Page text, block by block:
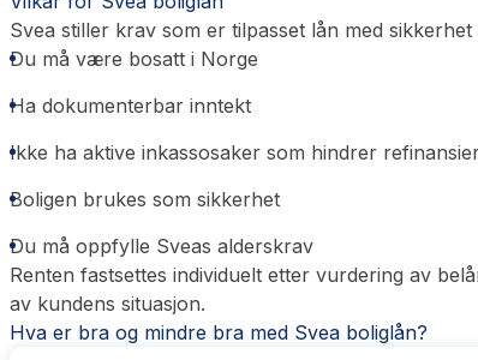
Svea stiller krav som er tilpasset lån med sikkerhet
Du må være bosatt i Norge
Ha dokumenterbar inntekt
Ikke ha aktive inkassosaker som hindrer
Boligen brukes som sikkerhet
Du må oppfylle Sveas alderskrav
Renten fastsettes individuelt etter vurdering av
av kundens situasjon.
Hva er bra og mindre bra med Svea boliglån?